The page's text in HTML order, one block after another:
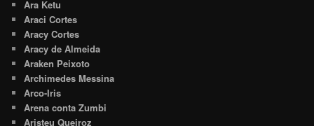
Ara Ketu
Araci Cortes
Aracy Cortes
Aracy de Almeida
Araken Peixoto
Archimedes Messina
Arco-Iris
Arena conta Zumbi
Aristeu Queiroz